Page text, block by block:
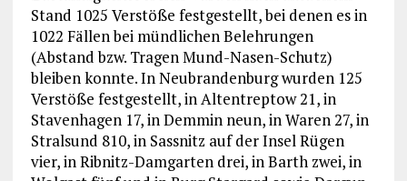
Stand 1025 Verstöße festgestellt, bei denen es in
1022 Fällen bei mündlichen Belehrungen
(Abstand bzw. Tragen Mund-Nasen-Schutz)
bleiben konnte. In Neubrandenburg wurden 125
Verstöße festgestellt, in Altentreptow 21, in
Stavenhagen 17, in Demmin neun, in Waren 27, in
Stralsund 810, in Sassnitz auf der Insel Rügen
vier, in Ribnitz-Damgarten drei, in Barth zwei, in